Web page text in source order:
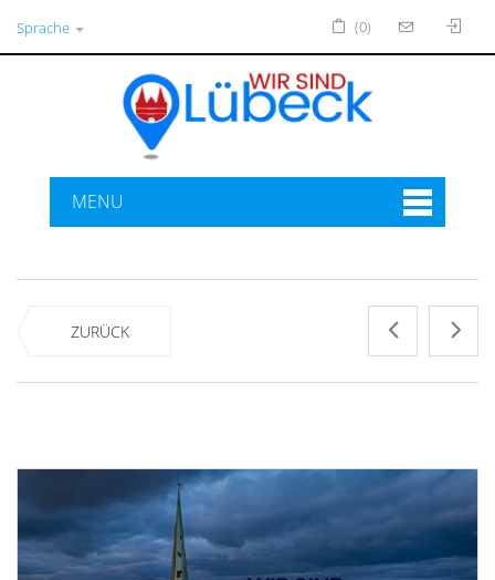
Sprache (0)
MENU
ZURÜCK